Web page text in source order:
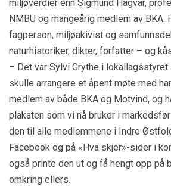
miljøverdier enn Sigmund Hågvar,
NMBU og mangeårig medlem av BKA.
fagperson, miljøakivist og
naturhistoriker, dikter, forfatter – og
– Det var Sylvi Grythe i
skulle arrangere et åpent møte med
medlem av både BKA og Motvind, og
plakaten som vi nå bruker i
den til alle medlemmene i Indre
Facebook og på «Hva skjer»-sider i
også printe den ut og få hengt opp på
omkring ellers.